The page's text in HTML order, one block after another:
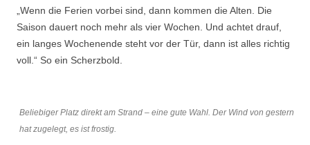
„Wenn die Ferien vorbei sind, dann kommen die Alten. Die
Saison dauert noch mehr als vier Wochen. Und achtet drauf,
ein langes Wochenende steht vor der Tür, dann ist alles richtig
voll.“ So ein Scherzbold.
Beliebiger Platz direkt am Strand – eine gute Wahl. Der Wind von gestern
hat zugelegt, es ist frostig.